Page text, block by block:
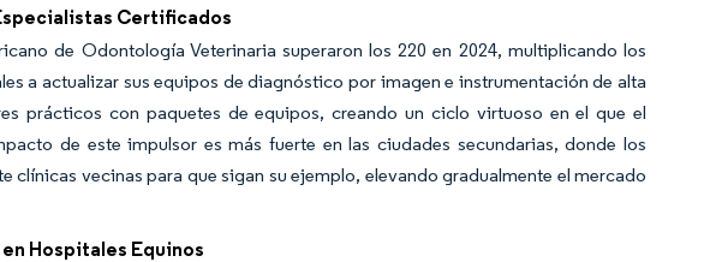
Certificados
de Odontología Veterinaria superaron los 220 en 2024, multiplicando los
a actualizar sus equipos de diagnóstico por imagen e instrumentación de alta
prácticos con paquetes de equipos, creando un ciclo virtuoso en el que el
de este impulsor es más fuerte en las ciudades secundarias, donde los
vecinas para que sigan su ejemplo, elevando gradualmente el mercado
Hospitales Equinos